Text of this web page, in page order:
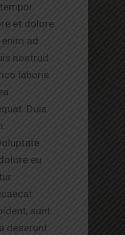
et dolore
ad
nostrud
laboris
Duis
eu
sunt
deserunt